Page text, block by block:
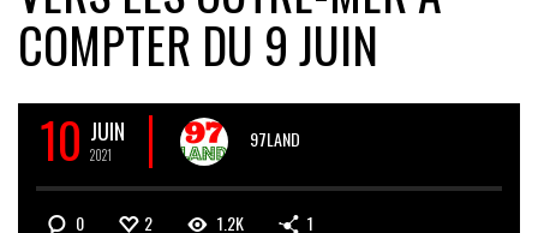
COMPTER DU 9 JUIN
10 JUIN
2021
97LAND
0 2 1.2K 1